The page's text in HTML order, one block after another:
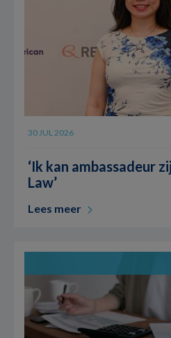
30 JUL 2026
‘Ik kan ambassadeur
Law’
Lees meer